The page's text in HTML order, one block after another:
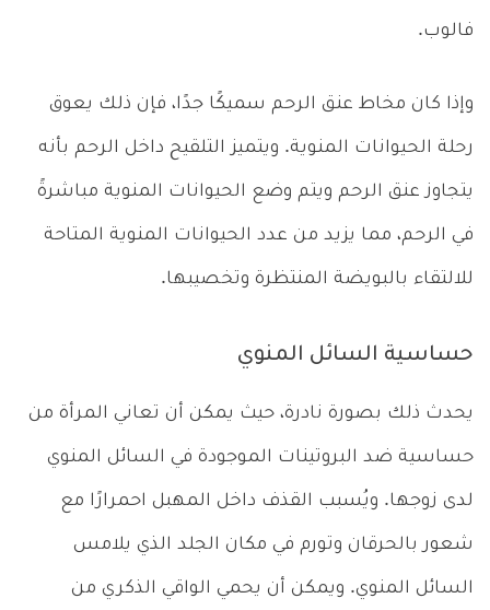
فالوب.
وإذا كان مخاط عنق الرحم سميكًا جدًا، فإن ذلك يعوق
رحلة الحيوانات المنوية. ويتميز التلقيح داخل الرحم بأنه
يتجاوز عنق الرحم ويتم وضع الحيوانات المنوية مباشرةً
في الرحم، مما يزيد من عدد الحيوانات المنوية المتاحة
للالتقاء بالبويضة المنتظرة وتخصيبها.
حساسية السائل المنوي
يحدث ذلك بصورة نادرة، حيث يمكن أن تعاني المرأة من
حساسية ضد البروتينات الموجودة في السائل المنوي
لدى زوجها. ويُسبب القذف داخل المهبل احمرارًا مع
شعور بالحرقان وتورم في مكان الجلد الذي يلامس
السائل المنوي. ويمكن أن يحمي الواقي الذكري من